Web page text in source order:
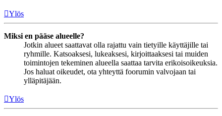
Ylös
Miksi en pääse alueelle?
Jotkin alueet saattavat olla rajattu vain tietyille käyttäjille tai
ryhmille. Katsoaksesi, lukeaksesi, kirjoittaaksesi tai muiden
toimintojen tekeminen alueella saattaa tarvita erikoisoikeuksia.
Jos haluat oikeudet, ota yhteyttä foorumin valvojaan tai
ylläpitäjään.
Ylös